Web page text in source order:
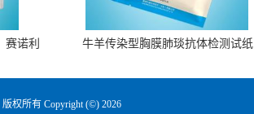
赛诺利
牛羊传染型胸膜肺琰抗体检测试纸